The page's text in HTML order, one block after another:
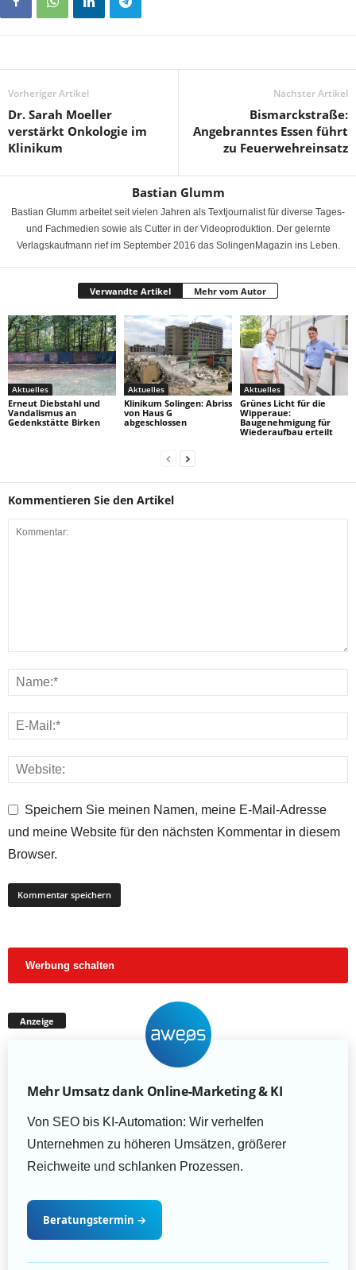
Vorheriger Artikel
Dr. Sarah Moeller
verstärkt Onkologie im
Klinikum
Nächster Artikel
Bismarckstraße:
Angebranntes Essen führt
zu Feuerwehreinsatz
Bastian Glumm
Bastian Glumm arbeitet seit vielen Jahren als Textjournalist für diverse Tages-
und Fachmedien sowie als Cutter in der Videoproduktion. Der gelernte
Verlagskaufmann rief im September 2016 das SolingenMagazin ins Leben.
Verwandte Artikel Mehr vom Autor
Aktuelles
Erneut Diebstahl und
Vandalismus an
Gedenkstätte Birken
Aktuelles
Klinikum Solingen: Abriss
von Haus G
abgeschlossen
Aktuelles
Grünes Licht für die
Wipperaue:
Baugenehmigung für
Wiederaufbau erteilt
Kommentieren Sie den Artikel
Speichern Sie meinen Namen, meine E-Mail-Adresse
und meine Website für den nächsten Kommentar in diesem
Browser.
Werbung schalten
Anzeige
Mehr Umsatz dank Online-Marketing & KI
Von SEO bis KI-Automation: Wir verhelfen
Unternehmen zu höheren Umsätzen, größerer
Reichweite und schlanken Prozessen.
Beratungstermin →